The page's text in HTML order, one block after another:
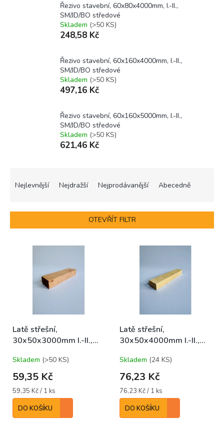
Řezivo stavební, 60x80x4000mm, I.-II.,
SM/JD/BO středové
Skladem (>50 KS)
248,58 Kč
Řezivo stavební, 60x160x4000mm, I.-II.,
SM/JD/BO středové
Skladem (>50 KS)
497,16 Kč
Řezivo stavební, 60x160x5000mm, I.-II.,
SM/JD/BO středové
Skladem (>50 KS)
621,46 Kč
í
Nejlevnější Nejdražší Nejprodávanější Abecedně
OTEVŘÍT FILTR
d
u
t
ů
Latě střešní,
30x50x3000mm I.-II.,
Skladem (>50 KS)
59,35 Kč
Měrná
cena:
59,35 Kč / 1 ks
DO KOŠÍKU
Latě střešní,
30x50x4000mm I.-II.,
Skladem (24 KS)
76,23 Kč
Měrná
cena:
76,23 Kč / 1 ks
DO KOŠÍKU